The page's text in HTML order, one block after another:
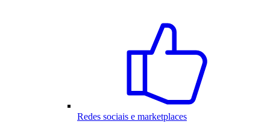
Redes sociais e marketplaces